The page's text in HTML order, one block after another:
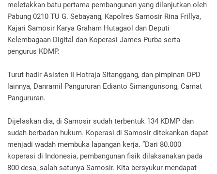
meletakkan batu pertama pembangunan yang dilanjutkan oleh
Pabung 0210 TU G. Sebayang, Kapolres Samosir Rina Frillya,
Kajari Samosir Karya Graham Hutagaol dan Deputi
Kelembagaan Digital dan Koperasi James Purba serta
pengurus KDMP.
Turut hadir Asisten II Hotraja Sitanggang, dan pimpinan OPD
lainnya, Danramil Pangururan Edianto Simangunsong, Camat
Pangururan.
Dijelaskan dia, di Samosir sudah terbentuk 134 KDMP dan
sudah berbadan hukum. Koperasi di Samosir ditekankan dapat
menjadi wadah membuka lapangan kerja. ”Dari 80.000
koperasi di Indonesia, pembangunan fisik dilaksanakan pada
800 desa, salah satunya Samosir. Kita bersyukur mendapat